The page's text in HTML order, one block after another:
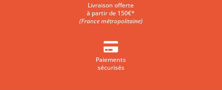
Livraison offerte
à partir de 150€*
(France métropolitaine)

Paiements
sécurisés